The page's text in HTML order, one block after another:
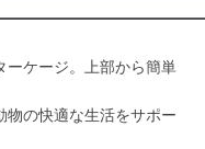
ーケージ。上部から簡単
物の快適な生活をサポー